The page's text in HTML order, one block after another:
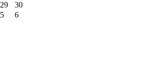
29
30
5 6